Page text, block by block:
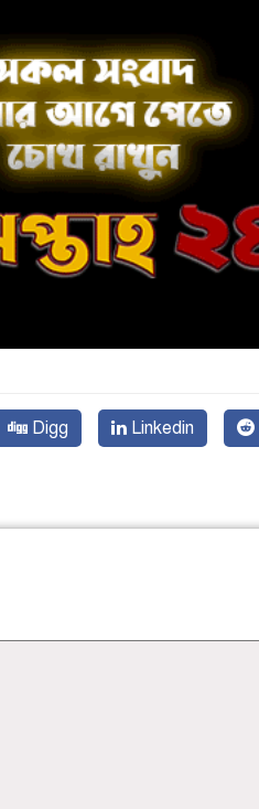
Digg Linkedin